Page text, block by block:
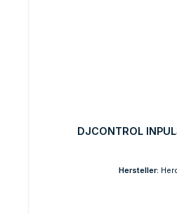
DJCONTROL
Hersteller: